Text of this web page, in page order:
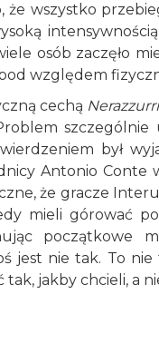
wszystko
osób zaczęło
względem
cechą
szczególnie
był
Antonio Conte
że gracze
mieli górować
początkowe
jest nie tak. To nie
jakby chcieli, a